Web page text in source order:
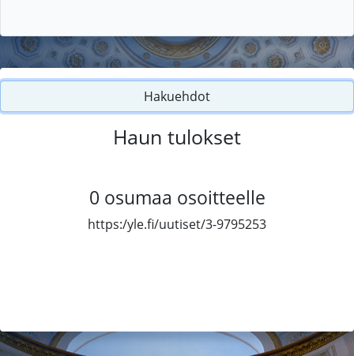
Hakuehdot
Haun tulokset
0 osumaa osoitteelle
https:/yle.fi/uutiset/3-9795253